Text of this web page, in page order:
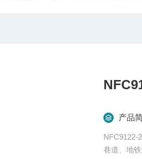
产品
NFC9122-
巷道、地